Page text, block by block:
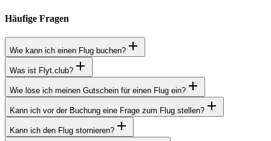
Häufige Fragen
Wie kann ich einen Flug buchen?
Was ist Flyt.club?
Wie löse ich meinen Gutschein für einen Flug ein?
Kann ich vor der Buchung eine Frage zum Flug stellen?
Kann ich den Flug stornieren?